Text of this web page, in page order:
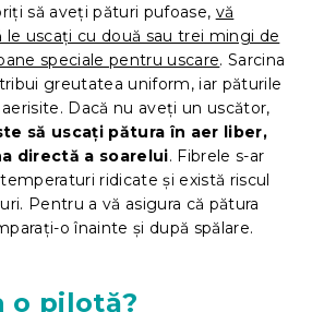
să aveți pături pufoase, vă
le uscați cu două sau trei mingi de
speciale pentru uscare. Sarcina
greutatea uniform, iar păturile
Dacă nu aveți un uscător,
să uscați pătura în aer liber,
directă a soarelui. Fibrele s-ar
ridicate și există riscul
Pentru a vă asigura că pătura
o înainte și după spălare.
o pilotă?